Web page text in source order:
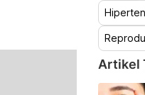
Artikel